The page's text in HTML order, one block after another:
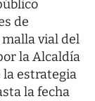
de
vial del
la Alcaldía
la estrategia
la fecha